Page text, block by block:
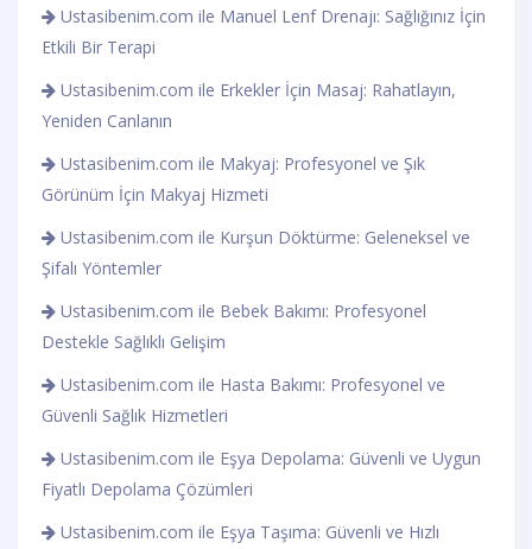
Ustasibenim.com ile Manuel Lenf Drenajı: Sağlığınız İçin
Etkili Bir Terapi
Ustasibenim.com ile Erkekler İçin Masaj: Rahatlayın,
Yeniden Canlanın
Ustasibenim.com ile Makyaj: Profesyonel ve Şık
Görünüm İçin Makyaj Hizmeti
Ustasibenim.com ile Kurşun Döktürme: Geleneksel ve
Şifalı Yöntemler
Ustasibenim.com ile Bebek Bakımı: Profesyonel
Destekle Sağlıklı Gelişim
Ustasibenim.com ile Hasta Bakımı: Profesyonel ve
Güvenli Sağlık Hizmetleri
Ustasibenim.com ile Eşya Depolama: Güvenli ve Uygun
Fiyatlı Depolama Çözümleri
Ustasibenim.com ile Eşya Taşıma: Güvenli ve Hızlı